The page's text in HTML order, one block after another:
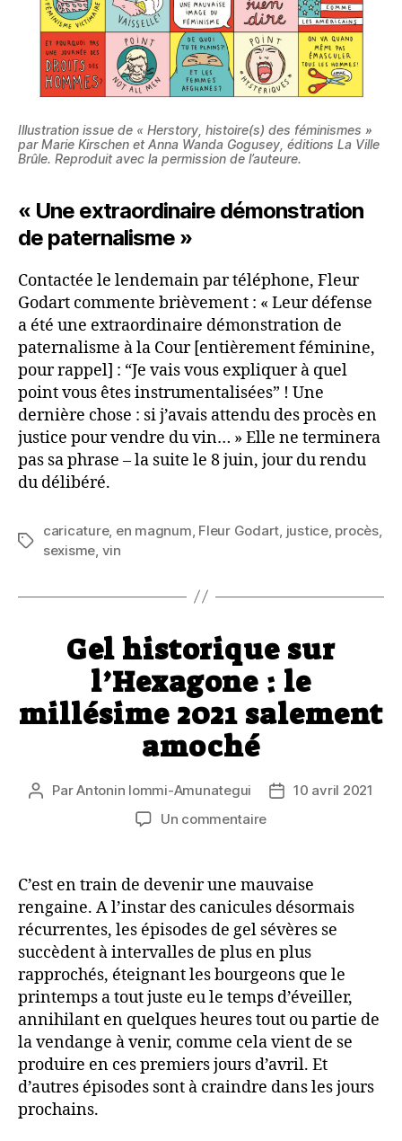
Illustration issue de « Herstory, histoire(s) des féminismes »
par Marie Kirschen et Anna Wanda Gogusey, éditions La Ville
Brûle. Reproduit avec la permission de l’auteure.
« Une extraordinaire démonstration
de paternalisme »
Contactée le lendemain par téléphone, Fleur
Godart commente brièvement : « Leur défense
a été une extraordinaire démonstration de
paternalisme à la Cour [entièrement féminine,
pour rappel] : “Je vais vous expliquer à quel
point vous êtes instrumentalisées” ! Une
dernière chose : si j’avais attendu des procès en
justice pour vendre du vin… » Elle ne terminera
pas sa phrase – la suite le 8 juin, jour du rendu
du délibéré.
Étiquettes
caricature, en magnum Fleur Godart justice, procès,
sexisme vin
Gel historique sur
l’Hexagone : le
millésime 2021 salement
amoché
Auteur
ParAntonin Iommi-Amunategui
Date10 avril 2021
Un commentairesur
l’Hexagone
:
le
millésime
2021
salement
amoché
C’est en train de devenir une mauvaise
rengaine. A l’instar des canicules désormais
récurrentes, les épisodes de gel sévères se
succèdent à intervalles de plus en plus
rapprochés, éteignant les bourgeons que le
printemps a tout juste eu le temps d’éveiller,
annihilant en quelques heures tout ou partie de
la vendange à venir, comme cela vient de se
produire en ces premiers jours d’avril. Et
d’autres épisodes sont à craindre dans les jours
prochains.